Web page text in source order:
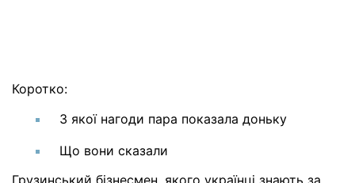
Коротко:
З якої нагоди пара показала доньку
Що вони сказали
Грузинський бізнесмен, якого українці знають за